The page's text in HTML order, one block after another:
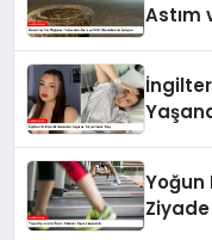
Astım
Yoğun